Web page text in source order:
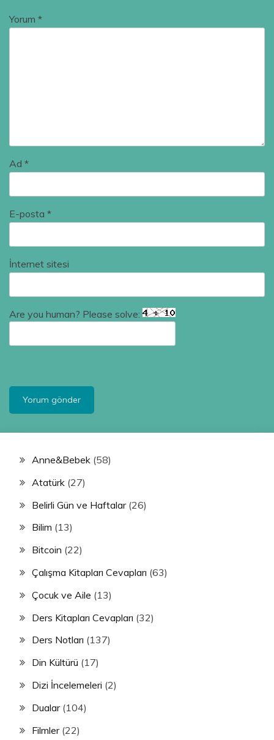
Yorum *
Ad *
E-posta *
İnternet sitesi
Are you human? Please solve:
Anne&Bebek (58)
Atatürk (27)
Belirli Gün ve Haftalar(26)
Bilim (13)
Bitcoin (22)
Çalışma Kitapları Cevapları (63)
Çocuk ve Aile (13)
Ders Kitapları Cevapları (32)
Ders Notları (137)
Din Kültürü (17)
Dizi İncelemeleri (2)
Dualar(104)
Filmler(22)